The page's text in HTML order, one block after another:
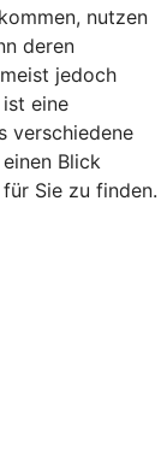
nutzen
deren
jedoch
eine
verschiedene
Blick
Sie zu finden.